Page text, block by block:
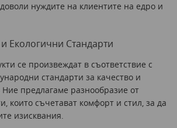
нуждите на клиентите на едро и
Екологични Стандарти
се произвеждат в съответствие с
стандарти за качество и
предлагаме разнообразие от
които съчетават комфорт и стил, за да
изисквания.